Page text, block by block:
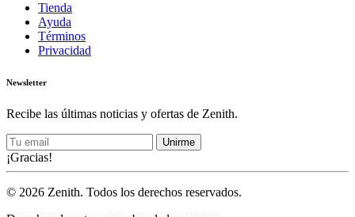
Tienda
Ayuda
Términos
Privacidad
Newsletter
Recibe las últimas noticias y ofertas de Zenith.
Unirme
¡Gracias!
© 2026 Zenith. Todos los derechos reservados.